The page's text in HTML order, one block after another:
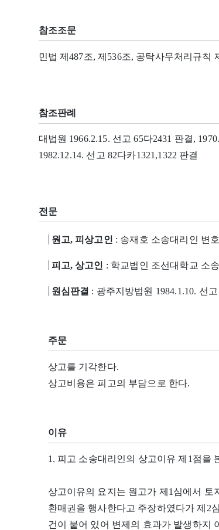
참조조문
민법 제487조, 제536조, 공탁사무처리규칙
참조판례
대법원 1966.2.15. 선고 65다2431 판결,
1982.12.14. 선고 82다카1321,1322 판결
전문
원고, 피상고인 : 송재호 소송대리인 변
피고, 상고인 : 학교법인 조선대학교 소
원심판결 : 광주지방법원 1984.1.10. 선
주문
상고를 기각한다.
상고비용은 피고의 부담으로 한다.
이유
1. 피고 소송대리인의 상고이유 제1점을
상고이유의 요지는 원고가 제1심에서 토
환매권을 행사한다고 주장하였다가 제2
건이 붙어 있어 변제의 효과가 발생하지